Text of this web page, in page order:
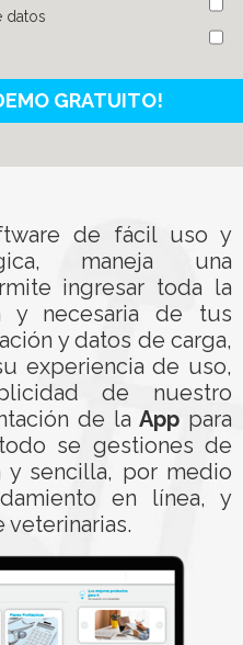
datos
de fácil uso y
maneja una
ingresar toda la
y necesaria de tus
y datos de carga,
experiencia de uso,
de nuestro
de laApp para
se gestiones de
y sencilla, por medio
en línea, y